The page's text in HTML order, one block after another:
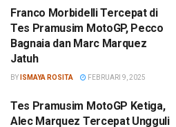
Franco Morbidelli Tercepat di
Tes Pramusim MotoGP, Pecco
Bagnaia dan Marc Marquez
Jatuh
BY ISMAYA ROSITA FEBRUARI 9, 2025
Tes Pramusim MotoGP Ketiga,
Alec Marquez Tercepat Ungguli